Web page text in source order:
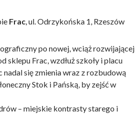
Frac, ul. Odrzykońska 1, Rzeszów
po nowej, wciąż rozwijającej
sklepu Frac, wzdłuż szkoły i placu
się zmienia wraz z rozbudową
Stok i Pańską, by zejść w
– miejskie kontrasty starego i